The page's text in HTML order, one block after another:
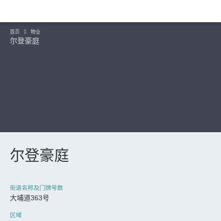
首页 物业
尔登豪庭
尔登豪庭
街道名称及门牌号数
大埔道363号
区域